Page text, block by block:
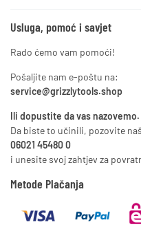
Usluga, pomoć i savjet
Rado ćemo vam pomoći!
Pošaljite nam e-poštu na:
service@grizzlytools.shop
Ili dopustite da vas nazovemo.
Da biste to učinili, pozovite
06021 45480 0
i unesite svoj zahtjev za
Metode Plačanja